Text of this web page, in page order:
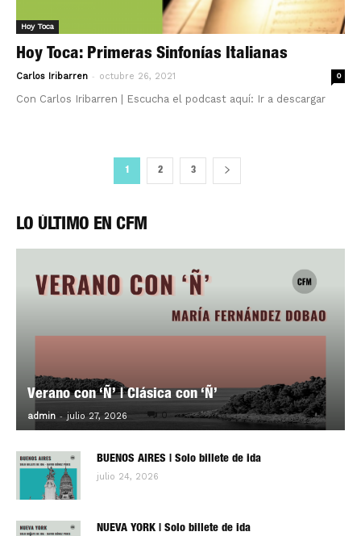
Hoy Toca
Hoy Toca: Primeras Sinfonías Italianas
Carlos Iribarren - octubre 26, 2021 0
Con Carlos Iribarren | Escucha el podcast aquí: Ir a descargar
1 2 3
LO ÚLTIMO EN CFM
Verano con ‘Ñ’ | Clásica con ‘Ñ’
admin - julio 27, 2026 0
BUENOS AIRES | Solo billete de ida
julio 24, 2026
NUEVA YORK | Solo billete de ida